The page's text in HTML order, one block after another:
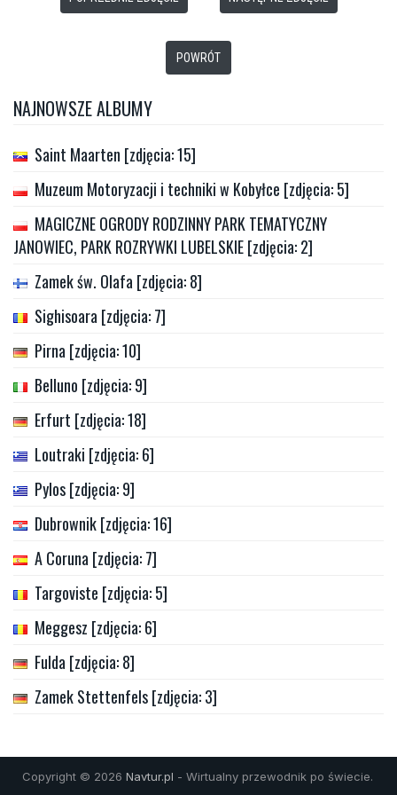
POWRÓT
NAJNOWSZE ALBUMY
Saint Maarten [zdjęcia: 15]
Muzeum Motoryzacji i techniki w Kobyłce [zdjęcia: 5]
MAGICZNE OGRODY RODZINNY PARK TEMATYCZNY
JANOWIEC, PARK ROZRYWKI LUBELSKIE [zdjęcia: 2]
Zamek św. Olafa [zdjęcia: 8]
Sighisoara [zdjęcia: 7]
Pirna [zdjęcia: 10]
Belluno [zdjęcia: 9]
Erfurt [zdjęcia: 18]
Loutraki [zdjęcia: 6]
Pylos [zdjęcia: 9]
Dubrownik [zdjęcia: 16]
A Coruna [zdjęcia: 7]
Targoviste [zdjęcia: 5]
Meggesz [zdjęcia: 6]
Fulda [zdjęcia: 8]
Zamek Stettenfels [zdjęcia: 3]
Copyright © 2026 Navtur.pl - Wirtualny przewodnik po świecie.